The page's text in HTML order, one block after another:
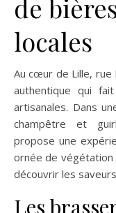
de
locales
Au cœur de Lille, rue
authentique qui
artisanales. Dans
champêtre et
propose une
ornée de
découvrir les
Les